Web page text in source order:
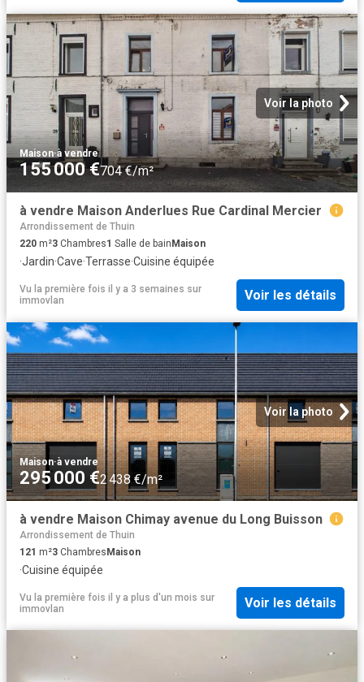
Voir la photo
Maison·à vendre
155 000 €704 €/m²
à vendre Maison Anderlues Rue Cardinal Mercier
Arrondissement de Thuin
220 m²3 Chambres1 Salle de bain Maison
·Jardin·Cave·Terrasse·Cuisine équipée
Vu la première fois il y a 3 semaines sur
immovlan
Voir les détails
Voir la photo
Maison·à vendre
295 000 €2 438 €/m²
à vendre Maison Chimay avenue du Long Buisson
Arrondissement de Thuin
121 m²3 ChambresMaison
·Cuisine équipée
Vu la première fois il y a plus d'un mois sur
immovlan
Voir les détails